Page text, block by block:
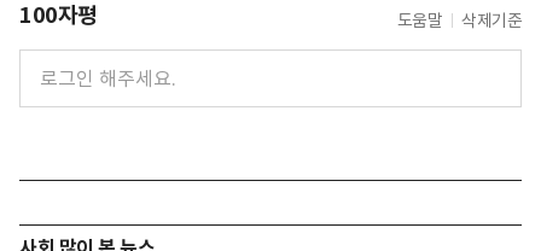
100자평 도움말 삭제기준